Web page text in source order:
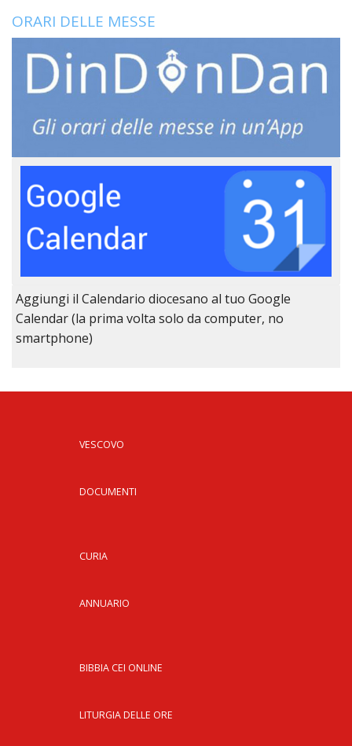
ORARI DELLE MESSE
Aggiungi il Calendario diocesano al tuo Google
Calendar (la prima volta solo da computer, no
smartphone)
VESCOVO
DOCUMENTI
CURIA
ANNUARIO
BIBBIA CEI ONLINE
LITURGIA DELLE ORE